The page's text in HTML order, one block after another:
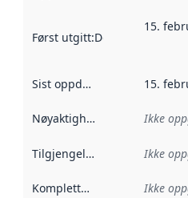
Først utgitt:Denne datoen
15.
Sist oppdatert 15.
Nøyaktighet Ikke
Tilgjengelighet Ikke
Kompletthet Ikke